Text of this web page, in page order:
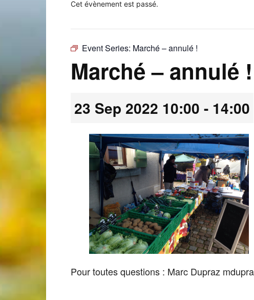
Laconnex
Cet évènement est passé.
Event Series: Marché – annulé !
Marché – annulé !
23 Sep 2022 10:00 - 14:00
Pour toutes questions : Marc Dupraz